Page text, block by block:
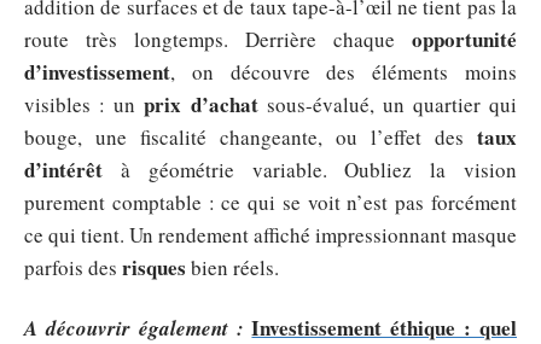
addition de surfaces et de taux tape-à-l’œil ne tient pas la
route très longtemps. Derrière chaque opportunité
d’investissement, on découvre des éléments moins
visibles : unprix d’achatsous-évalué, un quartier qui
bouge, une fiscalité changeante, ou l’effet des taux
d’intérêt à géométrie variable. Oubliez la vision
purement comptable : ce qui se voit n’est pas forcément
ce qui tient. Un rendement affiché impressionnant masque
parfois des risques bien réels.
A découvrir également : Investissement éthique : quel